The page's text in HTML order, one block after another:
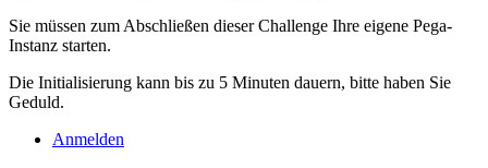
Sie müssen zum Abschließen dieser Challenge Ihre eigene Pega-
Instanz starten.
Die Initialisierung kann bis zu 5 Minuten dauern, bitte haben Sie
Geduld.
Anmelden